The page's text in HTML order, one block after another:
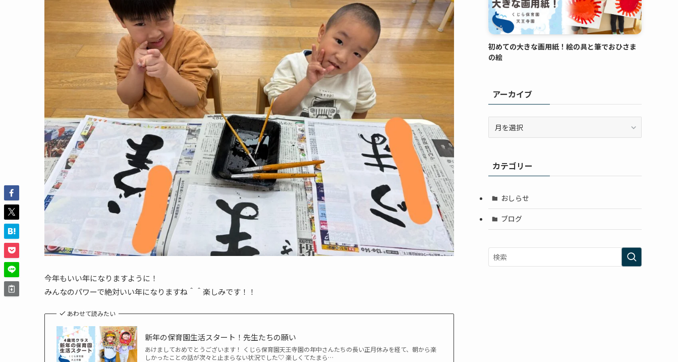
今年もいい年になりますように！
みんなのパワーで絶対いい年になりますね＾＾楽しみです！！
あわせて読みたい
新年の保育園生活スタート！先生たちの願い
あけましておめでとうございます！ くじら保育園天王寺園の年中さんたちの長い正月休みを経て、朝から楽
しかったことの話が次々と止まらない状況でした♡ 楽しくてたまら…
初めての大きな画用紙！絵の具と筆でおひさま
の絵
アーカイブ
ブカテゴリー
おしらせ
ブログ